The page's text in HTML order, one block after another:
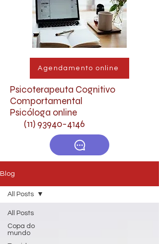
Agendamento online
Psicoterapeuta Cognitivo
Comportamental
Psicóloga online
(11) 93940-4146
Blog
All Posts
Copa do
mundo
All Posts